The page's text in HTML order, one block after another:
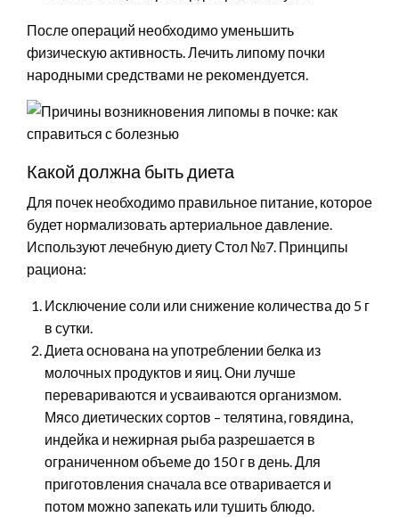
После операций необходимо уменьшить
физическую активность. Лечить липому почки
народными средствами не рекомендуется.
Какой должна быть диета
Для почек необходимо правильное питание, которое
будет нормализовать артериальное давление.
Используют лечебную диету Стол №7. Принципы
рациона:
Исключение соли или снижение количества до 5 г
в сутки.
Диета основана на употреблении белка из
молочных продуктов и яиц. Они лучше
перевариваются и усваиваются организмом.
Мясо диетических сортов – телятина, говядина,
индейка и нежирная рыба разрешается в
ограниченном объеме до 150 г в день. Для
приготовления сначала все отваривается и
потом можно запекать или тушить блюдо.